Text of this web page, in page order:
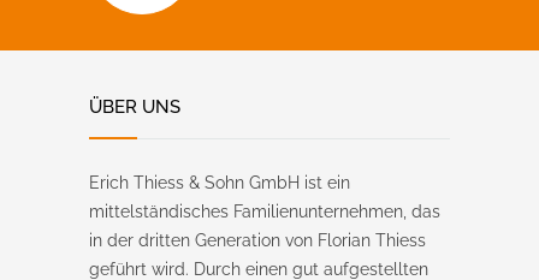
ÜBER UNS
Erich Thiess & Sohn GmbH ist ein
mittelständisches Familienunternehmen, das
in der dritten Generation von Florian Thiess
geführt wird. Durch einen gut aufgestellten